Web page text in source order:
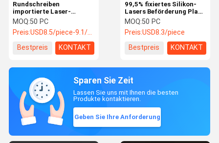
Rundschreiben
importierte Laser-
Schneider-Linse Quarz-
Durchmesser-25mm 2mm
3mm
MOQ:50 PC
Preis:USD8.5/piece-9.1/piece
Bestpreis
KONTAKT
99,5% fixiertes Silikon-
Lasers Beförderung Plano
25*1.5mm optische Linse
MOQ:50 PC
Preis:USD8.3/piece
Bestpreis
KONTAKT
Sparen Sie Zeit
Lassen Sie uns mit Ihnen die besten
Produkte kontaktieren.
Geben Sie Ihre Anforderung